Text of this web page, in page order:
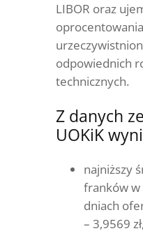
LIBOR oraz
odpowiednich
technicznych.
Z danych
UOKiK
najniższy
franków
dniach
– 3,9569